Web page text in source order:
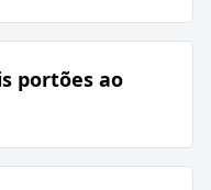
portões ao